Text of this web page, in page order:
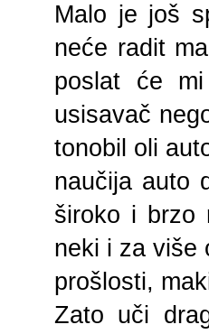
Malo je još
neće radit
poslat će
usisavač
tonobil oli
naučija auto
široko i brzo
neki i za više
prošlosti,
Zato uči